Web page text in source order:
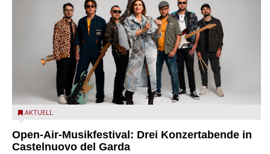
Castelnuovo del Garda: Die "Dirotta su Cuba" zu Gast beim
AKTUELL
Open-Air-Musikfestival: Drei Konzertabende in
Castelnuovo del Garda